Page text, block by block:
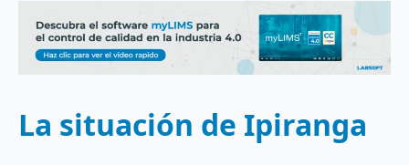
La situación de Ipiranga